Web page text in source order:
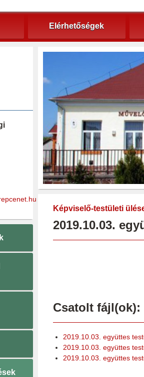
Elérhetőségek
Képviselő-testületi
2019.10.03.
Csatolt fájl(ok):
2019.10.03. együttes
2019.10.03. együttes
2019.10.03. együttes